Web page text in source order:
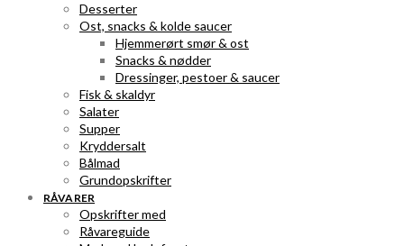
Desserter
Ost, snacks & kolde saucer
Hjemmerørt smør & ost
Snacks & nødder
Dressinger, pestoer & saucer
Fisk & skaldyr
Salater
Supper
Kryddersalt
Bålmad
Grundopskrifter
RÅVARER
Opskrifter med
Råvareguide